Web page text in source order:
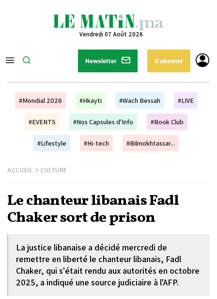
Vendredi 07 Août 2026
Newsletter S'abonner
#Mondial 2026 #Hkayti #Wach Bessah #LIVE
#EVENTS #Nos Capsules d'Info #Book Club
#Lifestyle #Hi-tech #Bilmokhtassar...
ACCUEIL CULTURE
Le chanteur libanais Fadl
Chaker sort de prison
La justice libanaise a décidé mercredi de
remettre en liberté le chanteur libanais, Fadl
Chaker, qui s'était rendu aux autorités en octobre
2025, a indiqué une source judiciaire à l'AFP.